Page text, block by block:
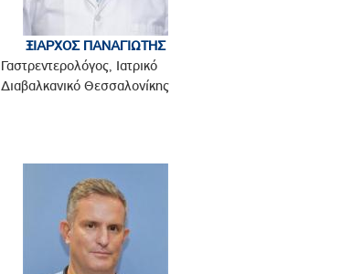
ΞΙΑΡΧΟΣ ΠΑΝΑΓΙΩΤΗΣ
Γαστρεντερολόγος, Ιατρικό
Διαβαλκανικό Θεσσαλονίκης